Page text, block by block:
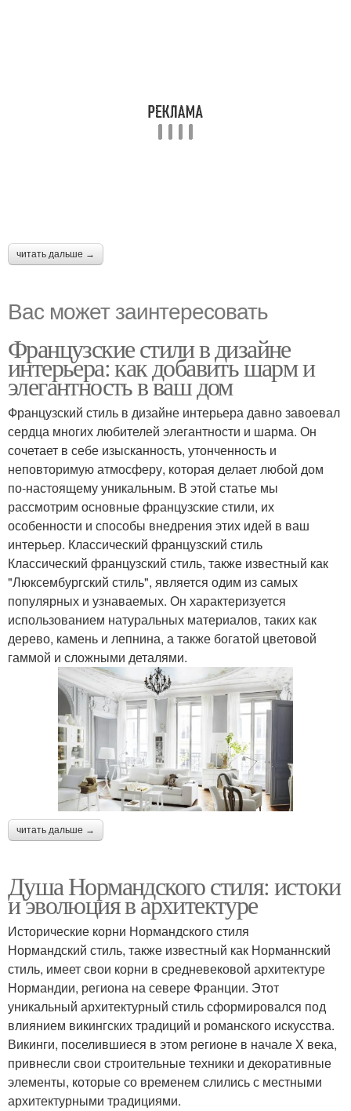
читать дальше →
Вас может заинтересовать
Французские стили в дизайне
интерьера: как добавить шарм и
элегантность в ваш дом
Французский стиль в дизайне интерьера давно завоевал
сердца многих любителей элегантности и шарма. Он
сочетает в себе изысканность, утонченность и
неповторимую атмосферу, которая делает любой дом
по-настоящему уникальным. В этой статье мы
рассмотрим основные французские стили, их
особенности и способы внедрения этих идей в ваш
интерьер. Классический французский стиль
Классический французский стиль, также известный как
"Люксембургский стиль", является одим из самых
популярных и узнаваемых. Он характеризуется
использованием натуральных материалов, таких как
дерево, камень и лепнина, а также богатой цветовой
гаммой и сложными деталями.
читать дальше →
Душа Нормандского стиля: истоки
и эволюция в архитектуре
Исторические корни Нормандского стиля
Нормандский стиль, также известный как Норманнский
стиль, имеет свои корни в средневековой архитектуре
Нормандии, региона на севере Франции. Этот
уникальный архитектурный стиль сформировался под
влиянием викингских традиций и романского искусства.
Викинги, поселившиеся в этом регионе в начале X века,
привнесли свои строительные техники и декоративные
элементы, которые со временем слились с местными
архитектурными традициями.